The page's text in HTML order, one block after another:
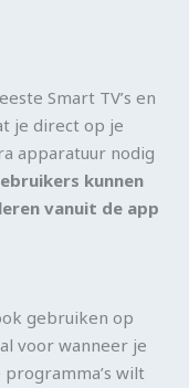
Smart TV’s en
je direct op je
apparatuur nodig
kunnen
vanuit de app
gebruiken op
voor wanneer je
wilt